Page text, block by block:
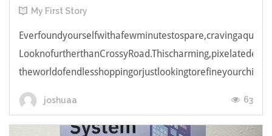
My First Story
joshuaa 63